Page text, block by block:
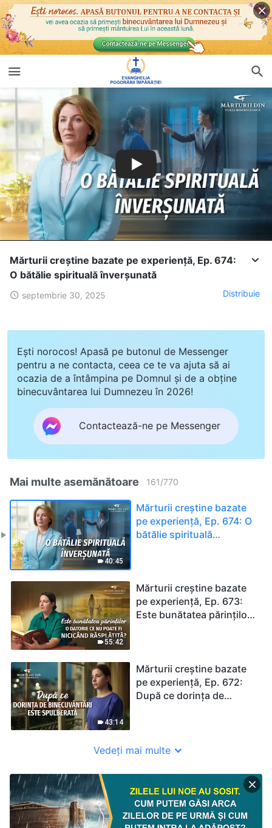
Mărturii creștine bazate pe experiență, Ep. 674:
O bătălie spirituală înverșunată
septembrie 30, 2025 Distribuie
Ești norocos! Apasă pe butonul de Messenger
pentru a ne contacta, ceea ce te va ajuta să ai
ocazia de a întâmpina pe Domnul și de a obține
binecuvântarea lui Dumnezeu în 2026!
Contactează-ne pe Messenger
Mai multe asemănătoare 161/770
40:45
Mărturii creștine bazate
pe experiență, Ep. 674: O
bătălie spirituală
55:42
Mărturii creștine bazate
pe experiență, Ep. 673:
Este bunătatea părinților
43:14
Mărturii creștine bazate
pe experiență, Ep. 672:
După ce dorința de
Vedeți mai multe